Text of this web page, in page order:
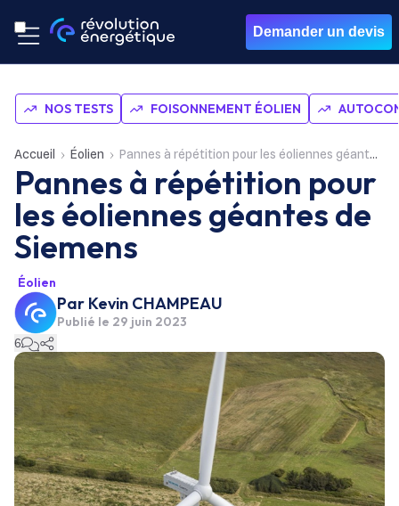
Demander un devis
NOS TESTS FOISONNEMENT ÉOLIEN
Accueil Éolien Pannes à répétition pour les éoliennes géantes de Siemens
Pannes à répétition pour
les éoliennes géantes de
Siemens
Éolien
Par Kevin CHAMPEAU
Publié le 29 juin 2023
6